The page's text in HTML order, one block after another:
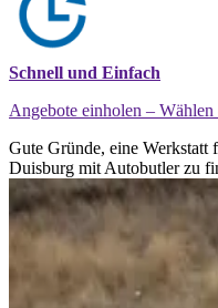
Schnell und Einfach
Angebote einholen –
Gute Gründe, eine
Duisburg mit Autobutler zu